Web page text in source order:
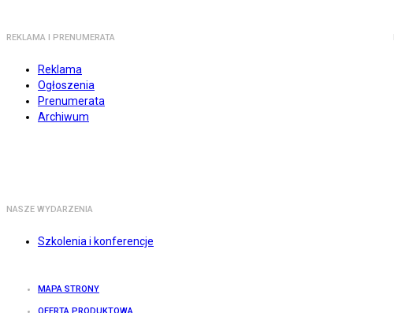
REKLAMA I PRENUMERATA
Reklama
Ogłoszenia
Prenumerata
Archiwum
NASZE WYDARZENIA
Szkolenia i konferencje
MAPA STRONY